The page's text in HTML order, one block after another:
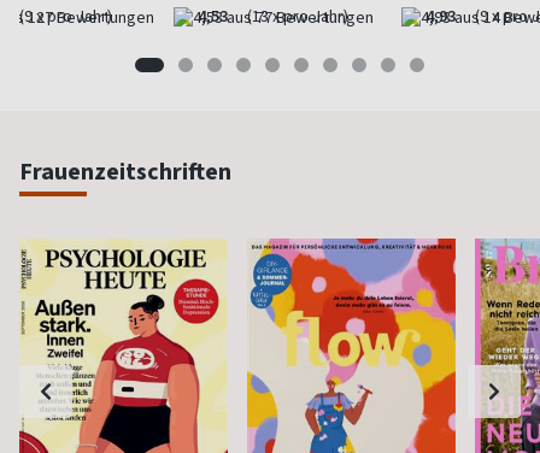
(9 x pro Jahr) 4,53 (13 x pro Jahr) 4,93 (9 x pro
Frauenzeitschriften